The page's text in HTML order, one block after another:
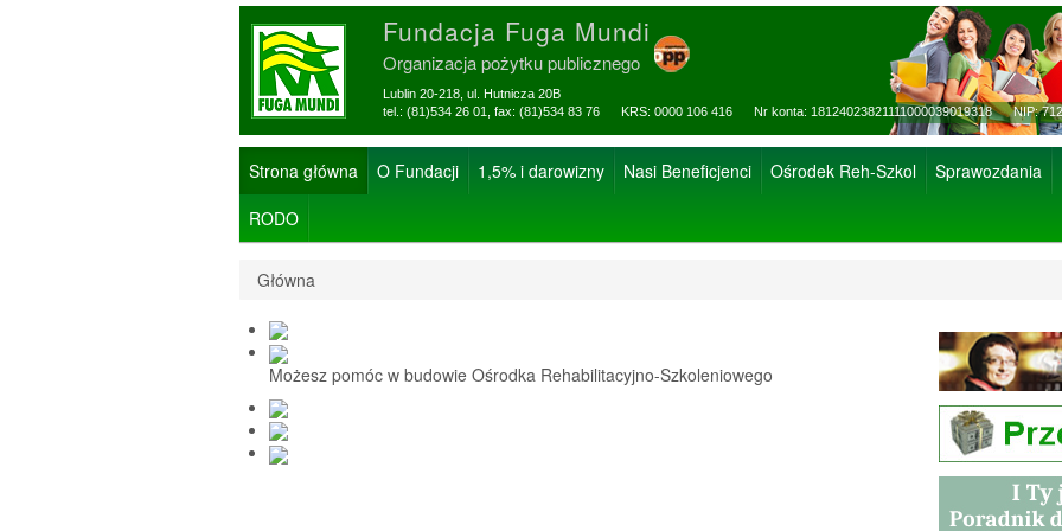
Fundacja Fuga Mundi
Organizacja pożytku publicznego
Lublin 20-218, ul. Hutnicza 20B
tel.: (81)534 26 01, fax: (81)534 83 76 KRS: 0000 106 416 Nr konta: 18124023821111000039019318 NIP:
Strona główna O Fundacji 1,5% i darowizny Nasi Beneficjenci Ośrodek Reh-Szkol Sprawozdania
RODO
Główna
Możesz pomóc w budowie Ośrodka Rehabilitacyjno-Szkoleniowego